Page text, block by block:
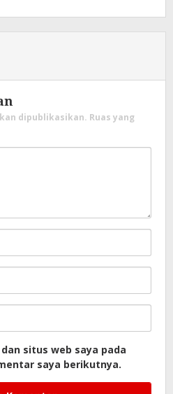
dipublikasikan. Ruas yang
situs web saya pada
saya berikutnya.